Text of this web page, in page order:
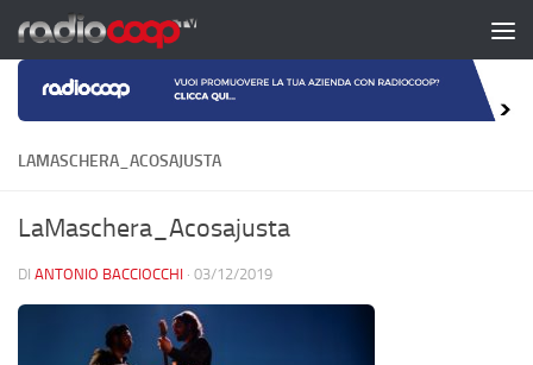
Salta al contenuto
LAMASCHERA_ACOSAJUSTA
LaMaschera_Acosajusta
DI ANTONIO BACCIOCCHI · 03/12/2019